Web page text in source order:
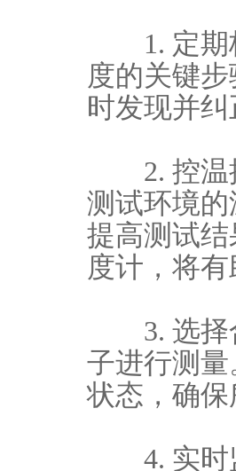
1. 定期
度的关键
时发现并
2. 控温
测试环境
提高测试
度计，将
3. 选择
子进行测
状态，确
4. 实时